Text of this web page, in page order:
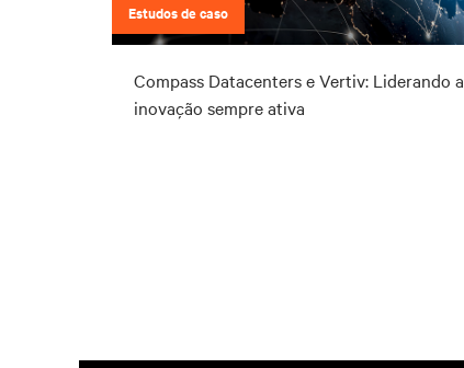
Estudos de caso
Compass Datacenters e Vertiv: Liderando a
inovação sempre ativa